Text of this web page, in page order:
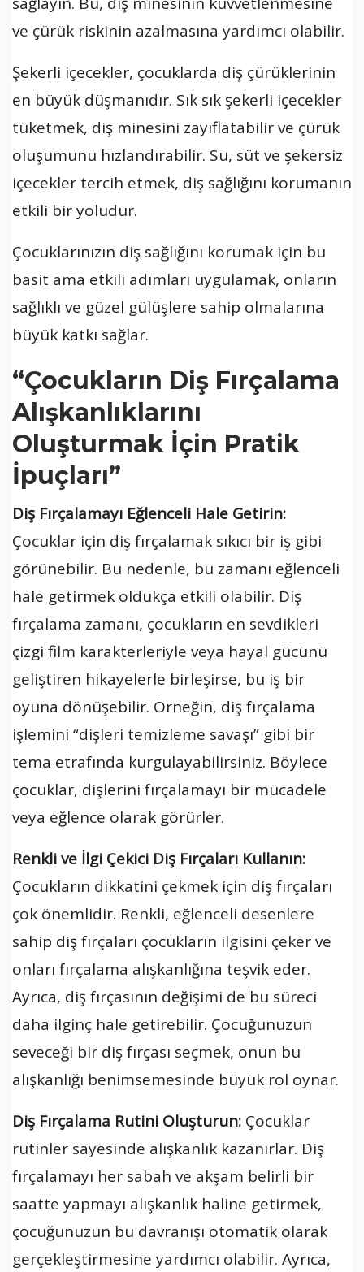
ve çürük riskinin azalmasına yardımcı olabilir.
Şekerli içecekler, çocuklarda diş çürüklerinin
en büyük düşmanıdır. Sık sık şekerli içecekler
tüketmek, diş minesini zayıflatabilir ve çürük
oluşumunu hızlandırabilir. Su, süt ve şekersiz
içecekler tercih etmek, diş sağlığını korumanın
etkili bir yoludur.
Çocuklarınızın diş sağlığını korumak için bu
basit ama etkili adımları uygulamak, onların
sağlıklı ve güzel gülüşlere sahip olmalarına
büyük katkı sağlar.
“Çocukların Diş Fırçalama
Alışkanlıklarını
Oluşturmak İçin Pratik
İpuçları”
Diş Fırçalamayı Eğlenceli Hale Getirin:
Çocuklar için diş fırçalamak sıkıcı bir iş gibi
görünebilir. Bu nedenle, bu zamanı eğlenceli
hale getirmek oldukça etkili olabilir. Diş
fırçalama zamanı, çocukların en sevdikleri
çizgi film karakterleriyle veya hayal gücünü
geliştiren hikayelerle birleşirse, bu iş bir
oyuna dönüşebilir. Örneğin, diş fırçalama
işlemini “dişleri temizleme savaşı” gibi bir
tema etrafında kurgulayabilirsiniz. Böylece
çocuklar, dişlerini fırçalamayı bir mücadele
veya eğlence olarak görürler.
Renkli ve İlgi Çekici Diş Fırçaları Kullanın:
Çocukların dikkatini çekmek için diş fırçaları
çok önemlidir. Renkli, eğlenceli desenlere
sahip diş fırçaları çocukların ilgisini çeker ve
onları fırçalama alışkanlığına teşvik eder.
Ayrıca, diş fırçasının değişimi de bu süreci
daha ilginç hale getirebilir. Çocuğunuzun
seveceği bir diş fırçası seçmek, onun bu
alışkanlığı benimsemesinde büyük rol oynar.
Diş Fırçalama Rutini Oluşturun: Çocuklar
rutinler sayesinde alışkanlık kazanırlar. Diş
fırçalamayı her sabah ve akşam belirli bir
saatte yapmayı alışkanlık haline getirmek,
çocuğunuzun bu davranışı otomatik olarak
gerçekleştirmesine yardımcı olabilir. Ayrıca,